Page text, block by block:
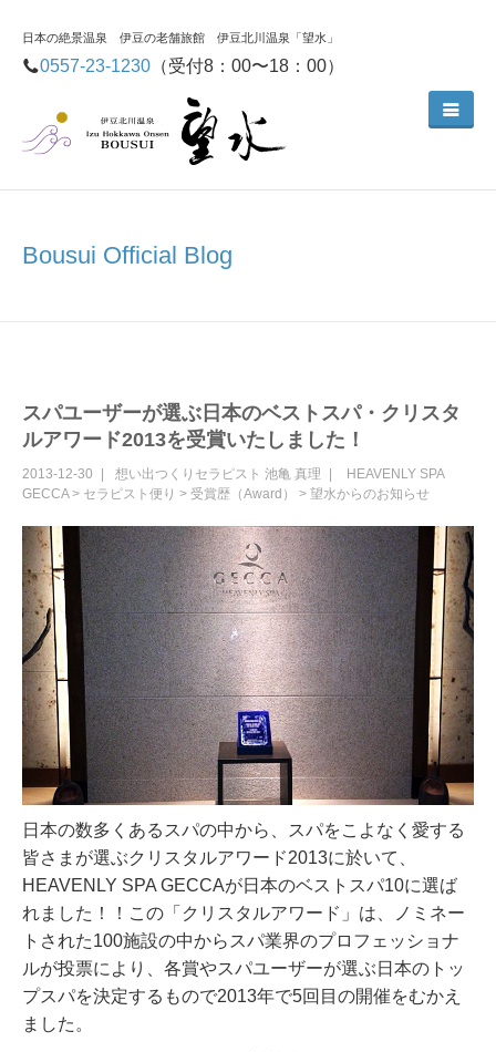
日本の絶景温泉 伊豆の老舗旅館 伊豆北川温泉「望水」
0557-23-1230 （受付8：00〜18：00）
Bousui Official Blog
スパユーザーが選ぶ日本のベストスパ・クリスタ
ルアワード2013を受賞いたしました！
2013-12-30 想い出つくりセラピスト 池亀 真理
HEAVENLY SPA
GECCA> セラピスト便り > 受賞歴（Award） > 望水からのお知らせ
日本の数多くあるスパの中から、スパをこよなく愛する
皆さまが選ぶクリスタルアワード2013に於いて、
HEAVENLY SPA GECCAが日本のベストスパ10に選ば
れました！！ この「クリスタルアワード」は、ノミネー
トされた100施設の中からスパ業界のプロフェッショナ
ルが投票により、各賞やスパユーザーが選ぶ日本のトッ
プスパを決定するもので2013年で5回目の開催をむかえ
ました。